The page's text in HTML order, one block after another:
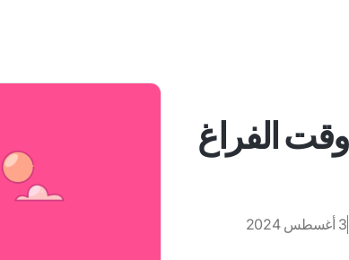
الفراغ
3 أغسطس 2024